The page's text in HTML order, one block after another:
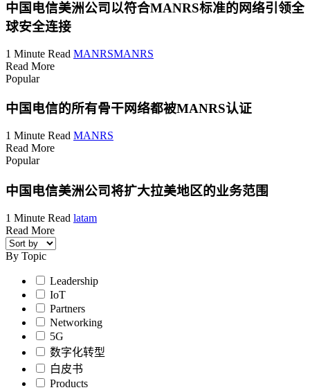
中国电信美洲公司以符合MANRS标准的网络引领全
球安全连接
1 Minute Read MANRSMANRS
Read More
Popular
中国电信的所有骨干网络都被MANRS认证
1 Minute Read MANRS
Read More
Popular
中国电信美洲公司将扩大拉美地区的业务范围
1 Minute Read latam
Read More
By Topic
Leadership
IoT
Partners
Networking
5G
数字化转型
白皮书
Products